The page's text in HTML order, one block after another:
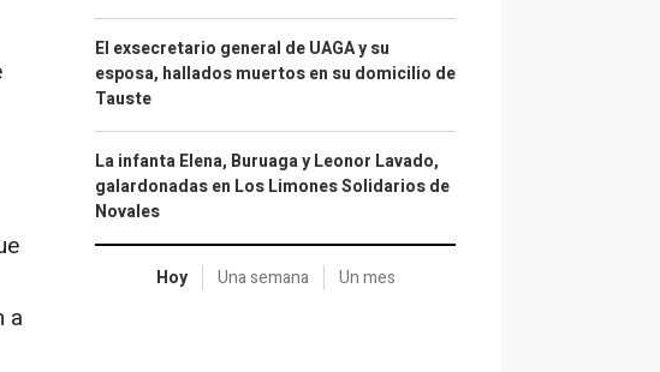
a
El exsecretario general de UAGA y su
esposa, hallados muertos en su domicilio de
Tauste
La infanta Elena, Buruaga y Leonor Lavado,
galardonadas en Los Limones Solidarios de
Novales
Hoy Una semana Un mes